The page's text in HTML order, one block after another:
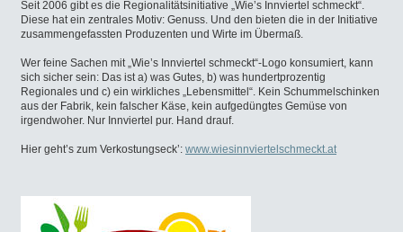
Seit 2006 gibt es die Regionalitätsinitiative „Wie’s Innviertel schmeckt“.
Diese hat ein zentrales Motiv: Genuss. Und den bieten die in der Initiative
zusammengefassten Produzenten und Wirte im Übermaß.
Wer feine Sachen mit „Wie’s Innviertel schmeckt“-Logo konsumiert, kann
sich sicher sein: Das ist a) was Gutes, b) was hundertprozentig
Regionales und c) ein wirkliches „Lebensmittel“. Kein Schummelschinken
aus der Fabrik, kein falscher Käse, kein aufgedüngtes Gemüse von
irgendwoher. Nur Innviertel pur. Hand drauf.
Hier geht’s zum Verkostungseck’: www.wiesinnviertelschmeckt.at